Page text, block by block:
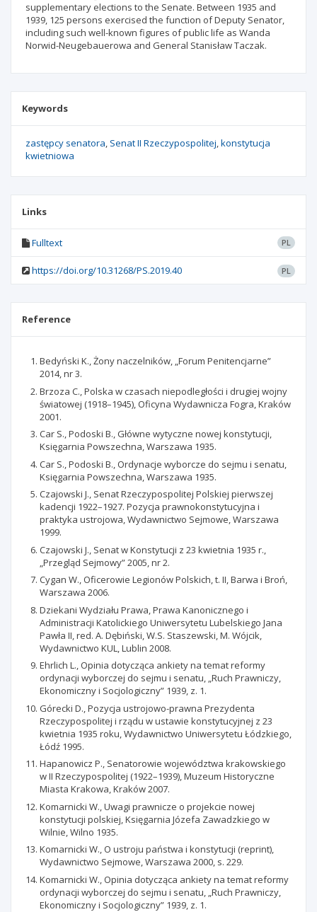
supplementary elections to the Senate. Between 1935 and
1939, 125 persons exercised the function of Deputy Senator,
including such well-known figures of public life as Wanda
Norwid-Neugebauerowa and General Stanisław Taczak.
Keywords
zastępcy senatora Senat II Rzeczypospolitej konstytucja
kwietniowa
Links
Fulltext PL
https://doi.org/10.31268/PS.2019.40 PL
Reference
Bedyński K., Żony naczelników, „Forum Penitencjarne”
2014, nr 3.
Brzoza C., Polska w czasach niepodległości i drugiej wojny
światowej (1918–1945), Oficyna Wydawnicza Fogra, Kraków
2001.
Car S., Podoski B., Główne wytyczne nowej konstytucji,
Księgarnia Powszechna, Warszawa 1935.
Car S., Podoski B., Ordynacje wyborcze do sejmu i senatu,
Księgarnia Powszechna, Warszawa 1935.
Czajowski J., Senat Rzeczypospolitej Polskiej pierwszej
kadencji 1922–1927. Pozycja prawnokonstytucyjna i
praktyka ustrojowa, Wydawnictwo Sejmowe, Warszawa
1999.
Czajowski J., Senat w Konstytucji z 23 kwietnia 1935 r.,
„Przegląd Sejmowy” 2005, nr 2.
Cygan W., Oficerowie Legionów Polskich, t. II, Barwa i Broń,
Warszawa 2006.
Dziekani Wydziału Prawa, Prawa Kanonicznego i
Administracji Katolickiego Uniwersytetu Lubelskiego Jana
Pawła II, red. A. Dębiński, W.S. Staszewski, M. Wójcik,
Wydawnictwo KUL, Lublin 2008.
Ehrlich L., Opinia dotycząca ankiety na temat reformy
ordynacji wyborczej do sejmu i senatu, „Ruch Prawniczy,
Ekonomiczny i Socjologiczny” 1939, z. 1.
Górecki D., Pozycja ustrojowo-prawna Prezydenta
Rzeczypospolitej i rządu w ustawie konstytucyjnej z 23
kwietnia 1935 roku, Wydawnictwo Uniwersytetu Łódzkiego,
Łódź 1995.
Hapanowicz P., Senatorowie województwa krakowskiego
w II Rzeczypospolitej (1922–1939), Muzeum Historyczne
Miasta Krakowa, Kraków 2007.
Komarnicki W., Uwagi prawnicze o projekcie nowej
konstytucji polskiej, Księgarnia Józefa Zawadzkiego w
Wilnie, Wilno 1935.
Komarnicki W., O ustroju państwa i konstytucji (reprint),
Wydawnictwo Sejmowe, Warszawa 2000, s. 229.
Komarnicki W., Opinia dotycząca ankiety na temat reformy
ordynacji wyborczej do sejmu i senatu, „Ruch Prawniczy,
Ekonomiczny i Socjologiczny” 1939, z. 1.